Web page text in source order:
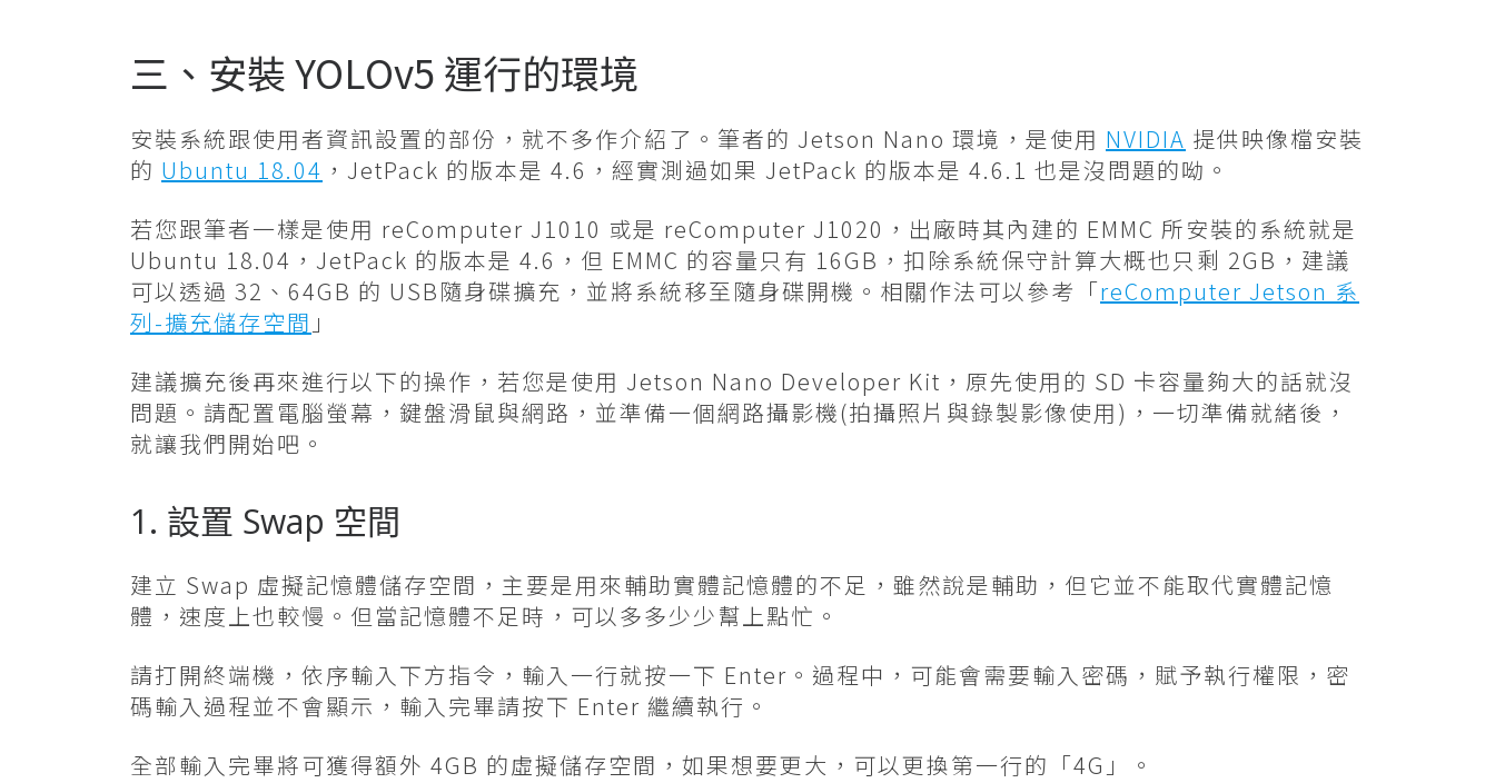
三、安裝 YOLOv5 運行的環境
安裝系統跟使用者資訊設置的部份，就不多作介紹了。筆者的 Jetson Nano 環境，是使用 NVIDIA 提供映像檔安裝
的 Ubuntu 18.04 ，JetPack 的版本是 4.6，經實測過如果 JetPack 的版本是 4.6.1 也是沒問題的呦。
若您跟筆者一樣是使用 reComputer J1010 或是 reComputer J1020，出廠時其內建的 EMMC 所安裝的系統就是
Ubuntu 18.04，JetPack 的版本是 4.6，但 EMMC 的容量只有 16GB，扣除系統保守計算大概也只剩 2GB，建議
可以透過 32、64GB 的 USB隨身碟擴充，並將系統移至隨身碟開機。相關作法可以參考「reComputer Jetson 系
列-擴充儲存空間 」
建議擴充後再來進行以下的操作，若您是使用 Jetson Nano Developer Kit，原先使用的 SD 卡容量夠大的話就沒
問題。請配置電腦螢幕，鍵盤滑鼠與網路，並準備一個網路攝影機(拍攝照片與錄製影像使用)，一切準備就緒後，
就讓我們開始吧。
1. 設置 Swap 空間
建立 Swap 虛擬記憶體儲存空間，主要是用來輔助實體記憶體的不足，雖然說是輔助，但它並不能取代實體記憶
體，速度上也較慢。但當記憶體不足時，可以多多少少幫上點忙。
請打開終端機，依序輸入下方指令，輸入一行就按一下 Enter。過程中，可能會需要輸入密碼，賦予執行權限，密
碼輸入過程並不會顯示，輸入完畢請按下 Enter 繼續執行。
全部輸入完畢將可獲得額外 4GB 的虛擬儲存空間，如果想要更大，可以更換第一行的「4G」。